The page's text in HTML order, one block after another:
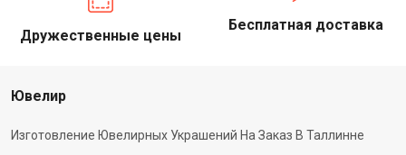
Дружественные цены
Бесплатная доставка
Ювелир
Изготовление Ювелирных Украшений На Заказ В Таллинне